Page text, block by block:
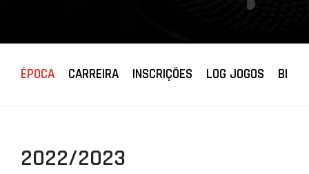
ÉPOCA CARREIRA INSCRIÇÕES LOG JOGOS
2022/2023